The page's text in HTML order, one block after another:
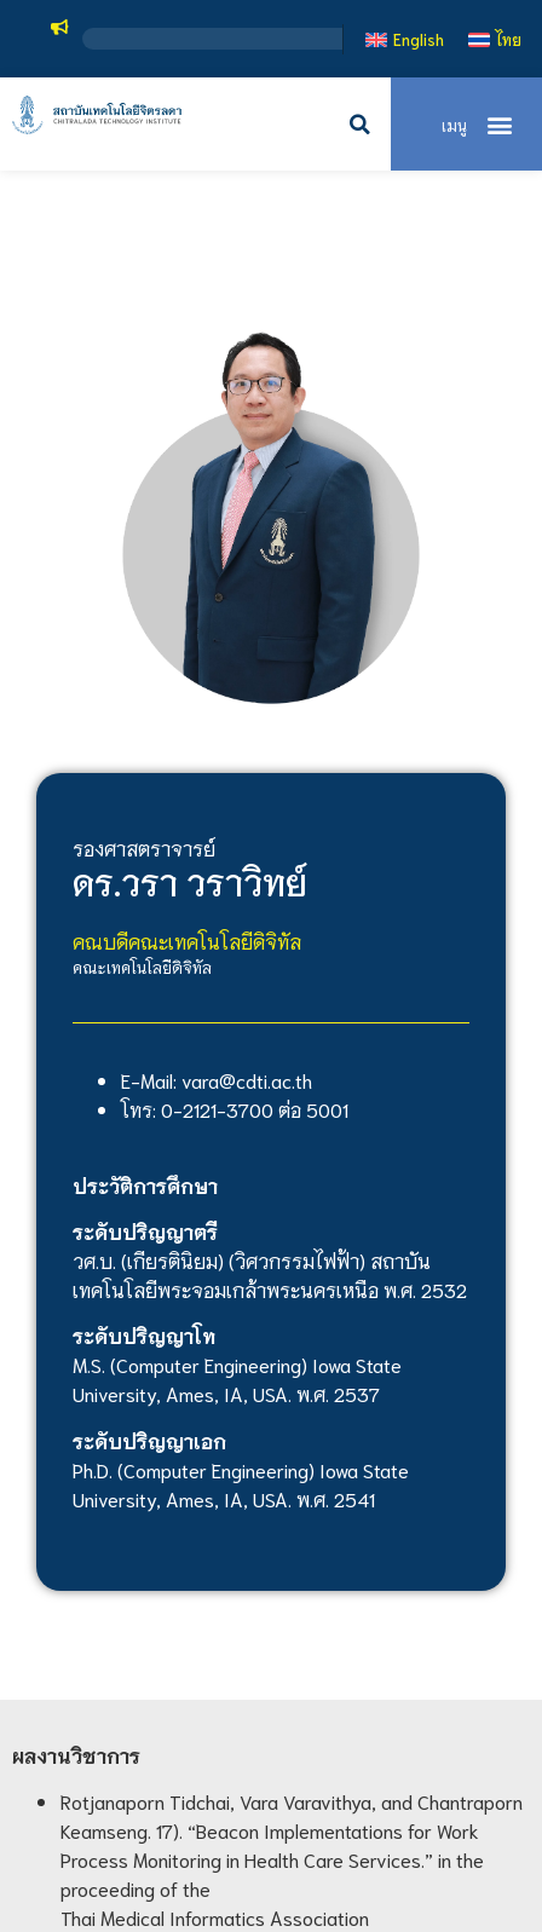
English ไทย
รองศาสตราจารย์
ดร.วรา วราวิทย์
คณบดีคณะเทคโนโลยีดิจิทัล
คณะเทคโนโลยีดิจิทัล
E-Mail: vara@cdti.ac.th
โทร: 0-2121-3700 ต่อ 5001
ประวัติการศึกษา
ระดับปริญญาตรี
วศ.บ. (เกียรตินิยม) (วิศวกรรมไฟฟ้า) สถาบัน
เทคโนโลยีพระจอมเกล้าพระนครเหนือ พ.ศ. 2532
ระดับปริญญาโท
M.S. (Computer Engineering) Iowa State
University, Ames, IA, USA. พ.ศ. 2537
ระดับปริญญาเอก
Ph.D. (Computer Engineering) Iowa State
University, Ames, IA, USA. พ.ศ. 2541
ผลงานวิชาการ
Rotjanaporn Tidchai, Vara Varavithya, and Chantraporn
Keamseng. 17). “Beacon Implementations for Work
Process Monitoring in Health Care Services.” in the
proceeding of the
Thai Medical Informatics Association